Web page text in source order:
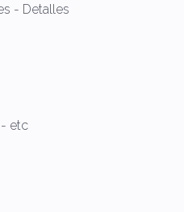
- Detalles
etc